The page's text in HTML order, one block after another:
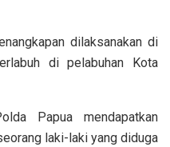
dilaksanakan di
di pelabuhan Kota
Papua mendapatkan
laki-laki yang diduga